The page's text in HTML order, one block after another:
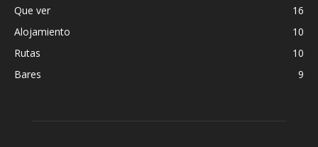
Que ver
16
Alojamiento
10
Rutas
10
Bares
9